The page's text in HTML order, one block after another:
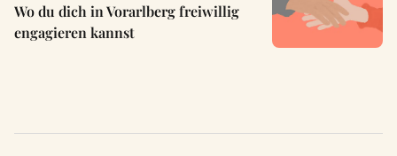
Wo du dich in Vorarlberg freiwillig
engagieren kannst